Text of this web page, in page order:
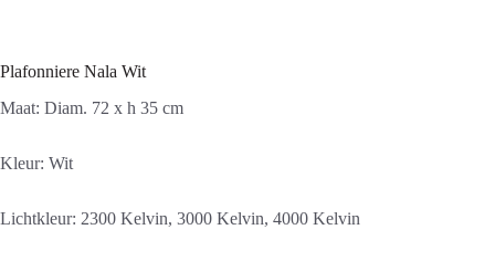
Plafonniere Nala Wit
Maat: Diam. 72 x h 35 cm
Kleur: Wit
Lichtkleur: 2300 Kelvin, 3000 Kelvin, 4000 Kelvin